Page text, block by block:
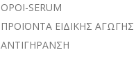
ΟΡΟΙ-SERUM
ΠΡΟΪΟΝΤΑ ΕΙΔΙΚΗΣ ΑΓΩΓΗΣ
ΑΝΤΙΓΗΡΑΝΣΗ